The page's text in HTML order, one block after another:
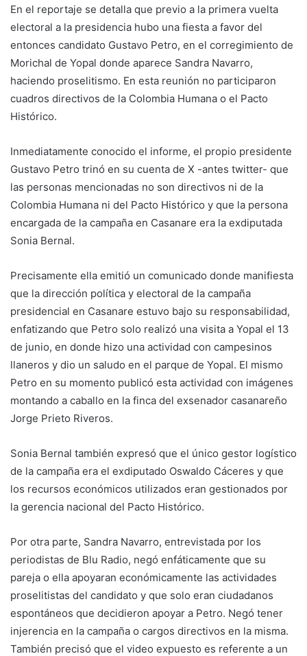
En el reportaje se detalla que previo a la primera vuelta
electoral a la presidencia hubo una fiesta a favor del
entonces candidato Gustavo Petro, en el corregimiento de
Morichal de Yopal donde aparece Sandra Navarro,
haciendo proselitismo. En esta reunión no participaron
cuadros directivos de la Colombia Humana o el Pacto
Histórico.
Inmediatamente conocido el informe, el propio presidente
Gustavo Petro trinó en su cuenta de X -antes twitter- que
las personas mencionadas no son directivos ni de la
Colombia Humana ni del Pacto Histórico y que la persona
encargada de la campaña en Casanare era la exdiputada
Sonia Bernal.
Precisamente ella emitió un comunicado donde manifiesta
que la dirección política y electoral de la campaña
presidencial en Casanare estuvo bajo su responsabilidad,
enfatizando que Petro solo realizó una visita a Yopal el 13
de junio, en donde hizo una actividad con campesinos
llaneros y dio un saludo en el parque de Yopal. El mismo
Petro en su momento publicó esta actividad con imágenes
montando a caballo en la finca del exsenador casanareño
Jorge Prieto Riveros.
Sonia Bernal también expresó que el único gestor logístico
de la campaña era el exdiputado Oswaldo Cáceres y que
los recursos económicos utilizados eran gestionados por
la gerencia nacional del Pacto Histórico.
Por otra parte, Sandra Navarro, entrevistada por los
periodistas de Blu Radio, negó enfáticamente que su
pareja o ella apoyaran económicamente las actividades
proselitistas del candidato y que solo eran ciudadanos
espontáneos que decidieron apoyar a Petro. Negó tener
injerencia en la campaña o cargos directivos en la misma.
También precisó que el video expuesto es referente a un